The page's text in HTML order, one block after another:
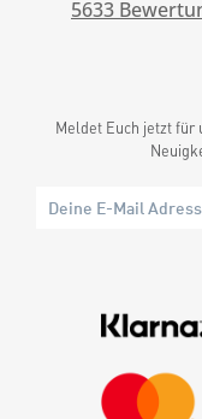
5633
Meldet Euch jetzt für